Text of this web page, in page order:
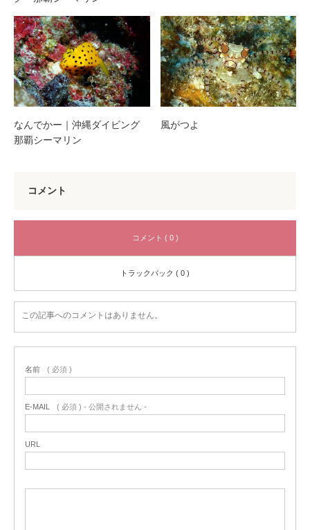
なんでかー｜沖縄ダイビング
那覇シーマリン
風がつよ
コメント
コメント ( 0 )
トラックバック ( 0 )
この記事へのコメントはありません。
名前 ( 必須 )
E-MAIL ( 必須 ) - 公開されません -
URL